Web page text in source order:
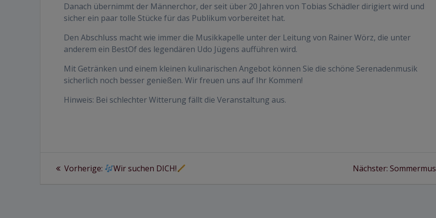
Danach übernimmt der Männerchor, der seit über 20 Jahren von Tobias Schädler dirigiert wird und
sicher ein paar tolle Stücke für das Publikum vorbereitet hat.
Den Abschluss macht wie immer die Musikkapelle unter der Leitung von Rainer Wörz, die unter
anderem ein BestOf des legendären Udo Jügens aufführen wird.
Mit Getränken und einem kleinen kulinarischen Angebot können Sie die schöne Serenadenmusik
sicherlich noch besser genießen. Wir freuen uns auf Ihr Kommen!
Hinweis: Bei schlechter Witterung fällt die Veranstaltung aus.
Beitragsnavigation
Vorherige: Vorheriger
Wir suchen DICH! Nächster: Nächster